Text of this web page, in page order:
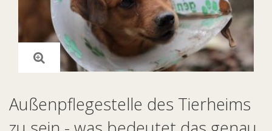
Außenpflegestelle des Tierheims